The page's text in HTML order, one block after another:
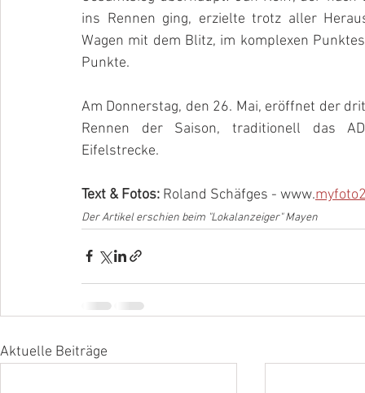
ins Rennen ging, erzielte trotz aller
Wagen mit dem Blitz, im komplexen
Punkte.
Am Donnerstag, den 26. Mai, eröffnet der
Rennen der Saison, traditionell das
Eifelstrecke.
Text & Fotos: Roland Schäfges - www.
Der Artikel erschien beim "Lokalanzeiger" Mayen
Aktuelle Beiträge